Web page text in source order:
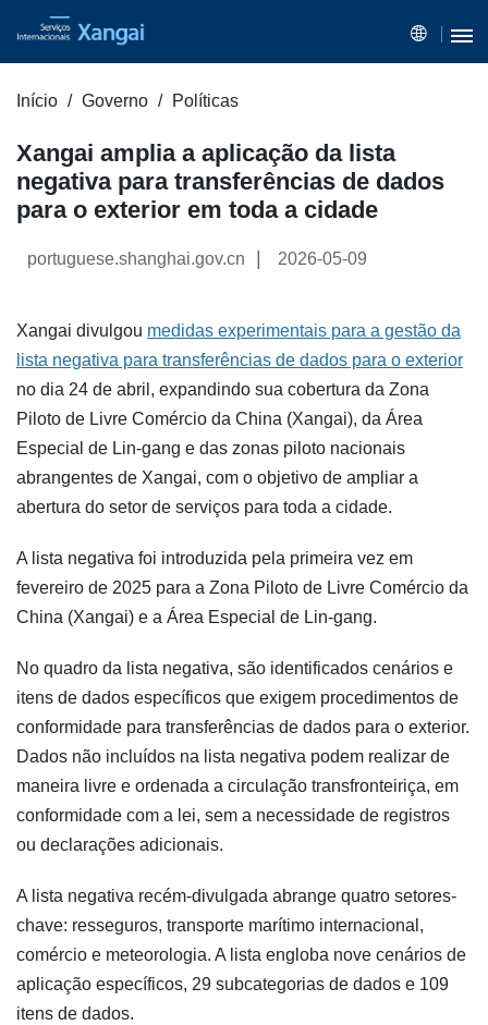
Início Governo Políticas
Xangai amplia a aplicação da lista
negativa para transferências de dados
para o exterior em toda a cidade
portuguese.shanghai.gov.cn 2026-05-09
Xangai divulgou medidas experimentais para a gestão da
lista negativa para transferências de dados para o exterior
no dia 24 de abril, expandindo sua cobertura da Zona
Piloto de Livre Comércio da China (Xangai), da Área
Especial de Lin-gang e das zonas piloto nacionais
abrangentes de Xangai, com o objetivo de ampliar a
abertura do setor de serviços para toda a cidade.
A lista negativa foi introduzida pela primeira vez em
fevereiro de 2025 para a Zona Piloto de Livre Comércio da
China (Xangai) e a Área Especial de Lin-gang.
No quadro da lista negativa, são identificados cenários e
itens de dados específicos que exigem procedimentos de
conformidade para transferências de dados para o exterior.
Dados não incluídos na lista negativa podem realizar de
maneira livre e ordenada a circulação transfronteiriça, em
conformidade com a lei, sem a necessidade de registros
ou declarações adicionais.
A lista negativa recém-divulgada abrange quatro setores-
chave: resseguros, transporte marítimo internacional,
comércio e meteorologia. A lista engloba nove cenários de
aplicação específicos, 29 subcategorias de dados e 109
itens de dados.